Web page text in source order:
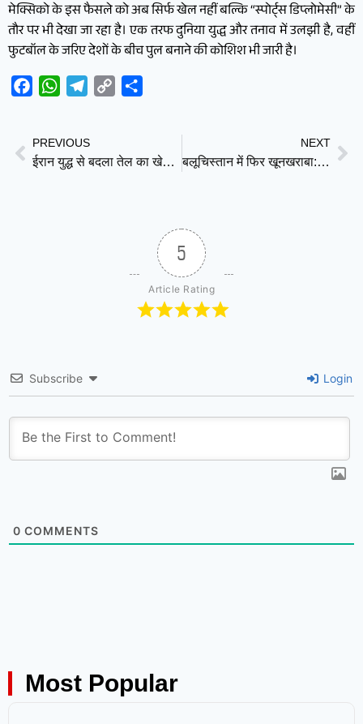
मेक्सिको के इस फैसले को अब सिर्फ खेल नहीं बल्कि “स्पोर्ट्स डिप्लोमेसी” के
तौर पर भी देखा जा रहा है। एक तरफ दुनिया युद्ध और तनाव में उलझी है, वहीं
फुटबॉल के जरिए देशों के बीच पुल बनाने की कोशिश भी जारी है।
FacebookWhatsAppTelegram
Copy
PREVIOUS
ईरान युद्ध से बदला तेल का खेल, क्या ब्राज़ील बनेगा दुनिया का नया “ऑयल सुपरस्टार”?
NEXT
बलूचिस्तान में फिर खूनखराबा: ट्रेन ब्लास्ट ने क्यों बढ़ाई पाकिस्तान की टेंशन?
5
Article Rating
Subscribe Login
0 COMMENTS
Most Popular